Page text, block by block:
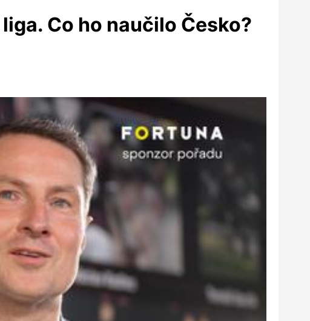
Co ho naučilo Česko?